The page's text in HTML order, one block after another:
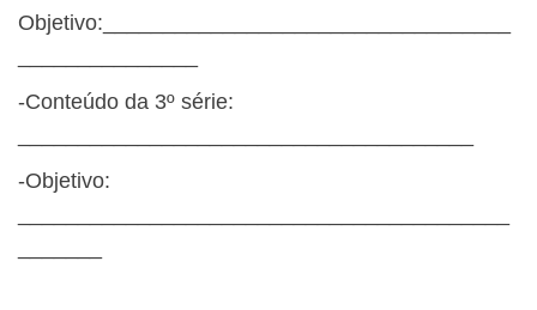
Objetivo:__________________________________
-Conteúdo da 3º série:
-Objetivo: